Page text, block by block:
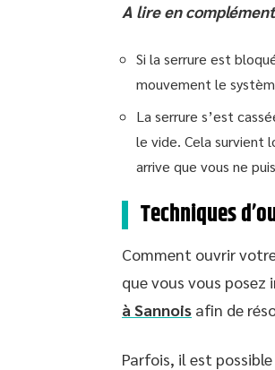
A lire en
Si la serrure est
mouvement le
La serrure s’est
le vide. Cela survient
arrive que vous ne
Techniques
Comment ouvrir
que vous vous
à Sannois afin de
Parfois, il est